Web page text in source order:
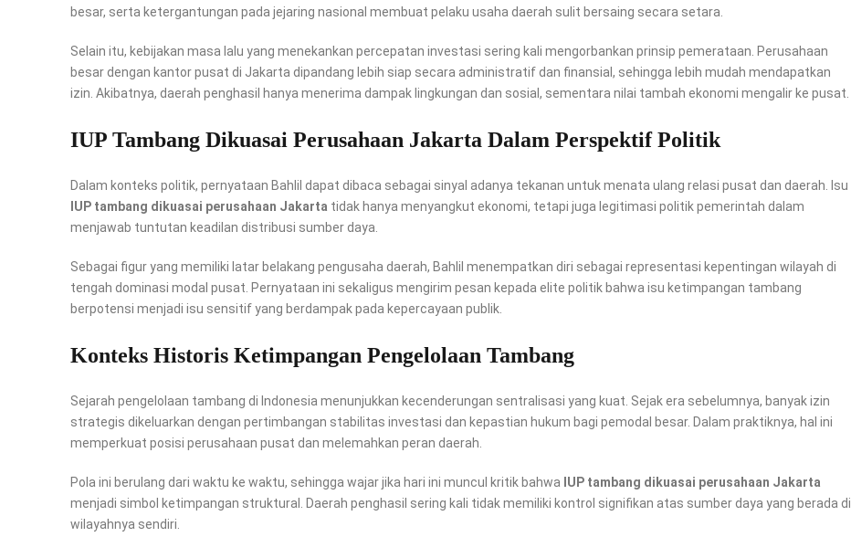
besar, serta ketergantungan pada jejaring nasional membuat pelaku usaha daerah sulit bersaing secara setara.
Selain itu, kebijakan masa lalu yang menekankan percepatan investasi sering kali mengorbankan prinsip pemerataan. Perusahaan
besar dengan kantor pusat di Jakarta dipandang lebih siap secara administratif dan finansial, sehingga lebih mudah mendapatkan
izin. Akibatnya, daerah penghasil hanya menerima dampak lingkungan dan sosial, sementara nilai tambah ekonomi mengalir ke pusat.
IUP Tambang Dikuasai Perusahaan Jakarta Dalam Perspektif Politik
Dalam konteks politik, pernyataan Bahlil dapat dibaca sebagai sinyal adanya tekanan untuk menata ulang relasi pusat dan daerah. Isu
IUP tambang dikuasai perusahaan Jakarta tidak hanya menyangkut ekonomi, tetapi juga legitimasi politik pemerintah dalam
menjawab tuntutan keadilan distribusi sumber daya.
Sebagai figur yang memiliki latar belakang pengusaha daerah, Bahlil menempatkan diri sebagai representasi kepentingan wilayah di
tengah dominasi modal pusat. Pernyataan ini sekaligus mengirim pesan kepada elite politik bahwa isu ketimpangan tambang
berpotensi menjadi isu sensitif yang berdampak pada kepercayaan publik.
Konteks Historis Ketimpangan Pengelolaan Tambang
Sejarah pengelolaan tambang di Indonesia menunjukkan kecenderungan sentralisasi yang kuat. Sejak era sebelumnya, banyak izin
strategis dikeluarkan dengan pertimbangan stabilitas investasi dan kepastian hukum bagi pemodal besar. Dalam praktiknya, hal ini
memperkuat posisi perusahaan pusat dan melemahkan peran daerah.
Pola ini berulang dari waktu ke waktu, sehingga wajar jika hari ini muncul kritik bahwa IUP tambang dikuasai perusahaan Jakarta
menjadi simbol ketimpangan struktural. Daerah penghasil sering kali tidak memiliki kontrol signifikan atas sumber daya yang berada di
wilayahnya sendiri.